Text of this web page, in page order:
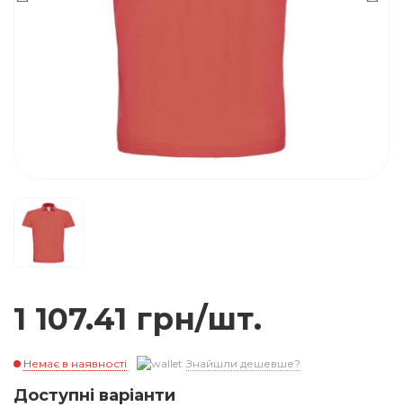
1 107.41 грн/шт.
Немає в наявності Знайшли дешевше?
Доступні варіанти